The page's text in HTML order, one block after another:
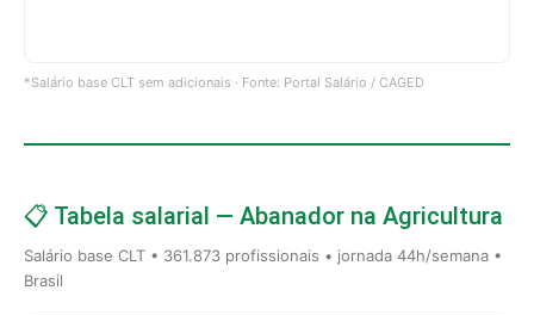
*Salário base CLT sem adicionais · Fonte: Portal Salário / CAGED
📋 Tabela salarial — Abanador na Agricultura
Salário base CLT • 361.873 profissionais • jornada 44h/semana •
Brasil